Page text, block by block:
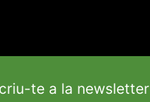
te a la newsletter